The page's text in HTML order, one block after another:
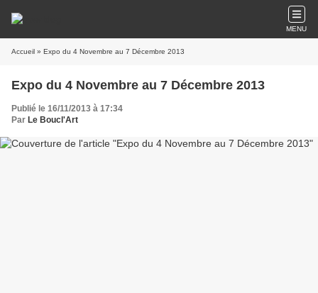
MENU
Accueil » Expo du 4 Novembre au 7 Décembre 2013
Expo du 4 Novembre au 7 Décembre 2013
Publié le 16/11/2013 à 17:34
Par Le Boucl'Art